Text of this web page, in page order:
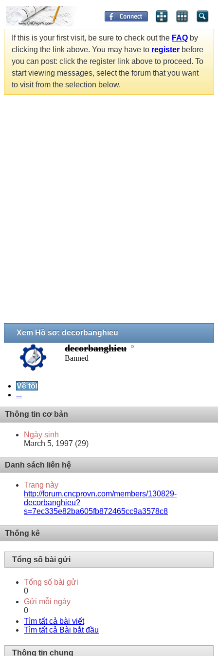
If this is your first visit, be sure to check out the FAQ by
clicking the link above. You may have to register before
you can post: click the register link above to proceed. To
start viewing messages, select the forum that you want
to visit from the selection below.
Xem Hồ sơ: decorbanghieu
decorbanghieu
Banned
Về tôi
...
Thông tin cơ bản
Ngày sinh
March 5, 1997 (29)
Danh sách liên hệ
Trang này
http://forum.cncprovn.com/members/130829-
decorbanghieu?
s=7ec335e82ba605fb872465cc9a3578c8
Thống kê
Tổng số bài gửi
Tổng số bài gửi
0
Gửi mỗi ngày
0
Tìm tất cả bài viết
Tìm tất cả Bài bắt đầu
Thông tin chung